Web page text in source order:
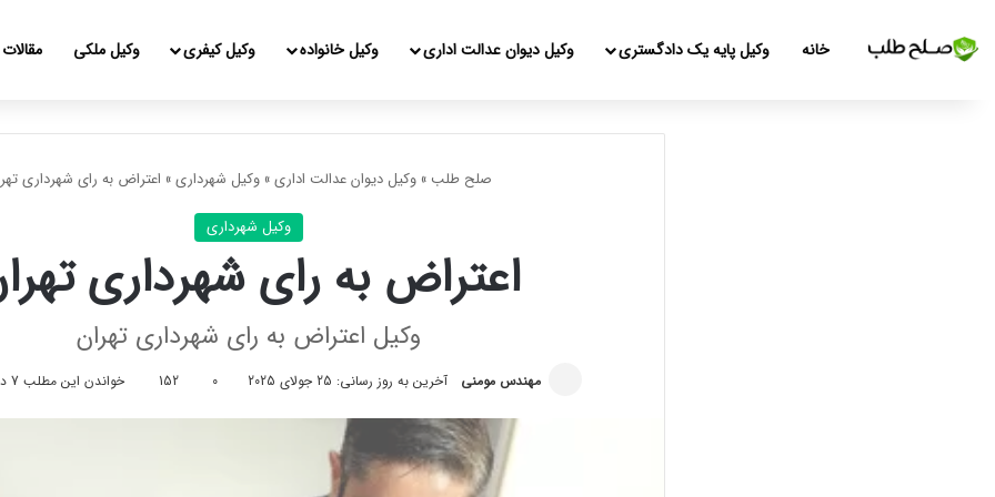
خانه وکیل پایه یک دادگستری وکیل دیوان عدالت اداری وکیل خانواده وکیل کیفری وکیل ملکی
صلح طلب » وکیل دیوان عدالت اداری» وکیل شهرداری» اعتراض به رای شهرداری
وکیل شهرداری
اعتراض به رای شهرداری
وکیل اعتراض به رای شهرداری تهران
مهندس مومنی آخرین به روز رسانی: 25 جولای 2025 0
152 خواندن این مطلب 7 دقیقه زمان میبرد